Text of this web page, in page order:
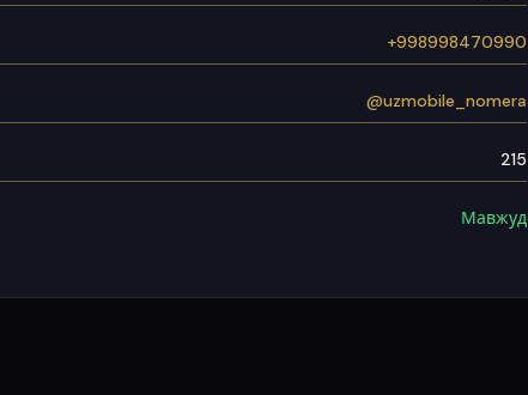
+998998470990
@uzmobile_nomera
215
Мавжуд